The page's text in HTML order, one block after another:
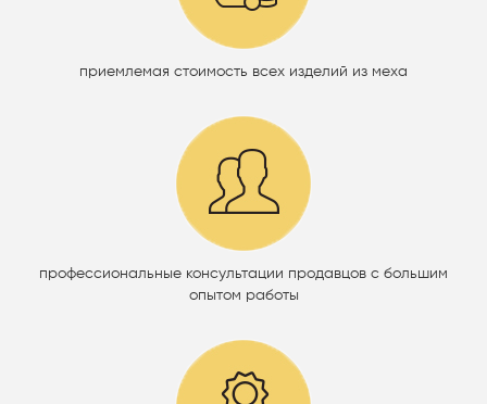
приемлемая стоимость всех изделий из меха
профессиональные консультации продавцов с большим
опытом работы